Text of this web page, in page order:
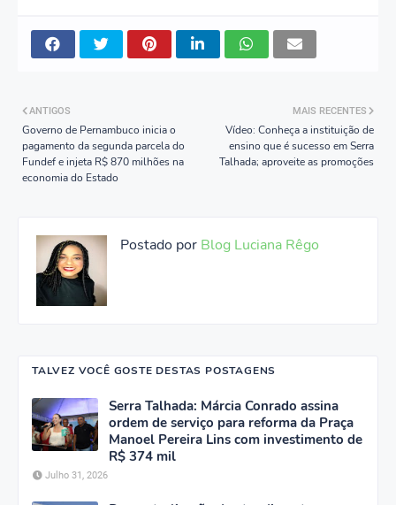
MAIS RECENTES
Vídeo: Conheça a instituição de
ensino que é sucesso em Serra
Talhada; aproveite as promoções
ANTIGOS
Governo de Pernambuco inicia o
pagamento da segunda parcela do
Fundef e injeta R$ 870 milhões na
economia do Estado
Postado por Blog Luciana Rêgo
TALVEZ VOCÊ GOSTE DESTAS POSTAGENS
Serra Talhada: Márcia Conrado assina
ordem de serviço para reforma da Praça
Manoel Pereira Lins com investimento de
R$ 374 mil
Julho 31, 2026